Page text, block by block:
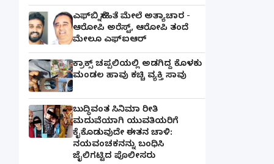
ಎಫ್‌ಬಿ ಸ್ನೇಹಿತೆ ಮೇಲೆ ಅತ್ಯಾಚಾರ -
ಆರೋಪಿ ಅರೆಸ್ಟ್, ಆರೋಪಿ ತಂದೆ
ಮೇಲೂ ಎಫ್ಐಆರ್
ಕ್ರಾಕ್ಸ್ ಚಪ್ಪಲಿಯಲ್ಲಿ ಅಡಗಿದ್ದ ಕೊಳಕು
ಮಂಡಲ ಹಾವು ಕಚ್ಚಿ ವ್ಯಕ್ತಿ ಸಾವು
ಬುದ್ಧಿವಂತ ಸಿನಿಮಾ ರೀತಿ
ಮದುವೆಯಾಗಿ ಯುವತಿಯರಿಗೆ
ಕೈಕೊಡುವುದೇ ಈತನ ಚಾಳಿ:
ನಯವಂಚಕನನ್ನು ಬಂಧಿಸಿ
ಜೈಲಿಗಟ್ಟಿದ ಪೊಲೀಸರು